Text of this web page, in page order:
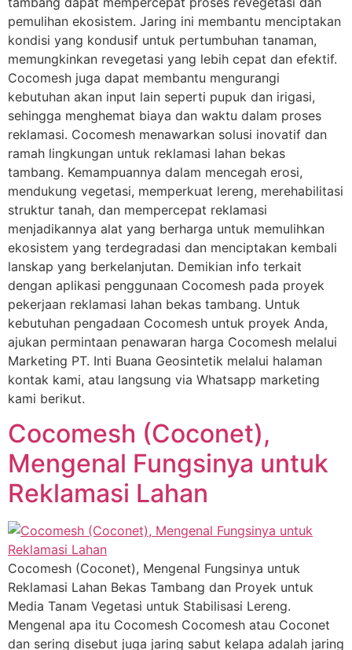
pemulihan ekosistem. Jaring ini membantu menciptakan
kondisi yang kondusif untuk pertumbuhan tanaman,
memungkinkan revegetasi yang lebih cepat dan efektif.
Cocomesh juga dapat membantu mengurangi
kebutuhan akan input lain seperti pupuk dan irigasi,
sehingga menghemat biaya dan waktu dalam proses
reklamasi. Cocomesh menawarkan solusi inovatif dan
ramah lingkungan untuk reklamasi lahan bekas
tambang. Kemampuannya dalam mencegah erosi,
mendukung vegetasi, memperkuat lereng, merehabilitasi
struktur tanah, dan mempercepat reklamasi
menjadikannya alat yang berharga untuk memulihkan
ekosistem yang terdegradasi dan menciptakan kembali
lanskap yang berkelanjutan. Demikian info terkait
dengan aplikasi penggunaan Cocomesh pada proyek
pekerjaan reklamasi lahan bekas tambang. Untuk
kebutuhan pengadaan Cocomesh untuk proyek Anda,
ajukan permintaan penawaran harga Cocomesh melalui
Marketing PT. Inti Buana Geosintetik melalui halaman
kontak kami, atau langsung via Whatsapp marketing
kami berikut.
Cocomesh (Coconet),
Mengenal Fungsinya untuk
Reklamasi Lahan
Cocomesh (Coconet), Mengenal Fungsinya untuk
Reklamasi Lahan Bekas Tambang dan Proyek untuk
Media Tanam Vegetasi untuk Stabilisasi Lereng.
Mengenal apa itu Cocomesh Cocomesh atau Coconet
dan sering disebut juga jaring sabut kelapa adalah jaring